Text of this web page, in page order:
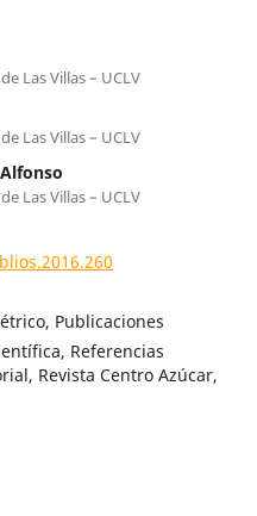
Las Villas – UCLV
Las Villas – UCLV
Las Villas – UCLV
Publicaciones
Referencias
Revista Centro Azúcar,